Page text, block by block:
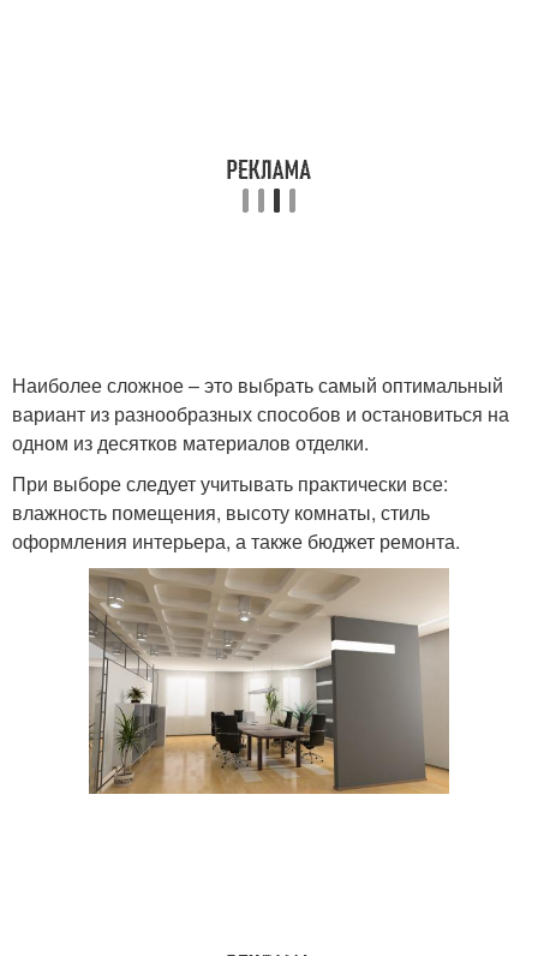
Наиболее сложное – это выбрать самый оптимальный
вариант из разнообразных способов и остановиться на
одном из десятков материалов отделки.
При выборе следует учитывать практически все:
влажность помещения, высоту комнаты, стиль
оформления интерьера, а также бюджет ремонта.